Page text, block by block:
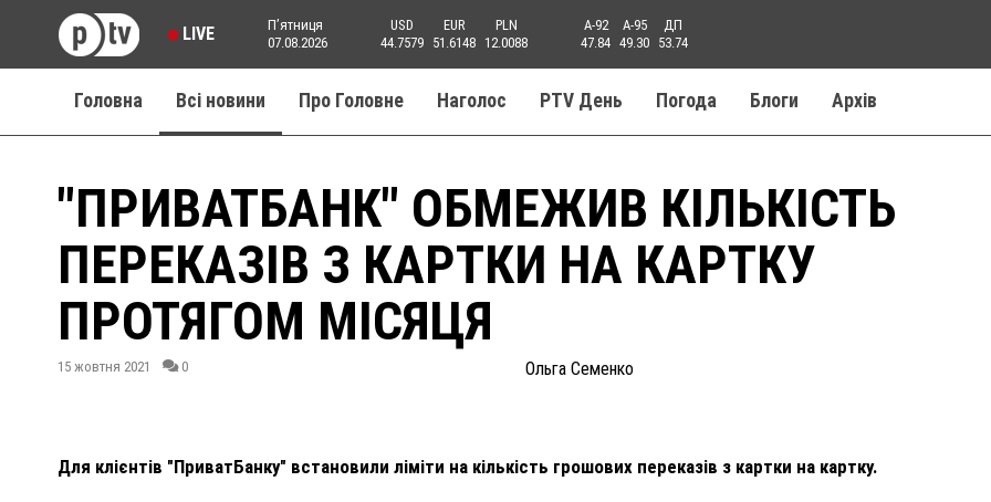
LIVE
Пʼятниця
07.08.2026
USD
44.7579
EUR
51.6148
PLN
12.0088
A-92
47.84
A-95
49.30
ДП
53.74
Головна Всі новини Про Головне Наголос PTV День Погода Блоги Aрхів
"ПРИВАТБАНК" ОБМЕЖИВ КІЛЬКІСТЬ
ПЕРЕКАЗІВ З КАРТКИ НА КАРТКУ
ПРОТЯГОМ МІСЯЦЯ
15 жовтня 2021 0 Ольга Семенко
Для клієнтів "ПриватБанку" встановили ліміти на кількість грошових переказів з картки на картку.